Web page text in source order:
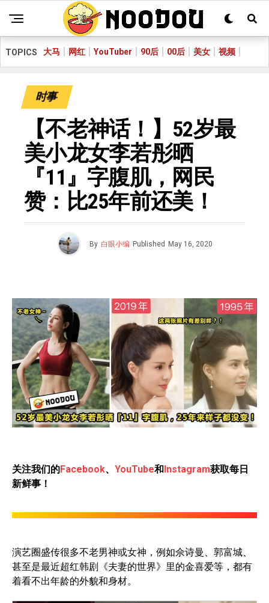
TOPICS 大马 网红 YouTuber 90后 00后 美女 视频
时事
【不老神话！】52岁最
美小龙女李若彤晒
『11』字腹肌，网民
赞：比25年前还美！
By 白眼小编 Published May 16, 2020
关注我们的Facebook、 YouTube和Instagram获取每日
新鲜事！
演艺圈盛传很多不老男神或女神，例如佘诗曼、郭富城、
甚至是最近超红韩剧《夫妻的世界》里的金喜爱等，都有
着看不出年龄的外貌和身材。